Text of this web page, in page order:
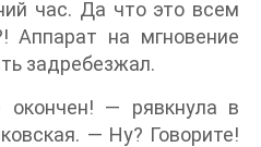
час. Да что это всем
Аппарат на мгновение
задребезжал.
— рявкнула в
— Ну? Говорите!